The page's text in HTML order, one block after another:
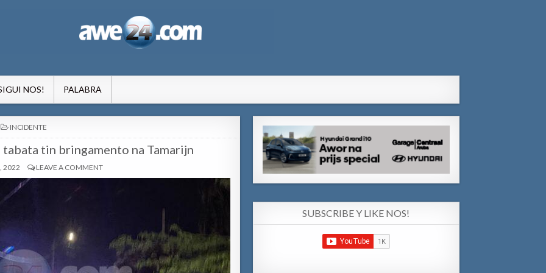
NOS! PALABRA
POSTED
IN
INCIDENTE
tabata tin bringamento na Tamarijn
2022 LEAVE A COMMENT
SUBSCRIBE Y LIKE NOS!